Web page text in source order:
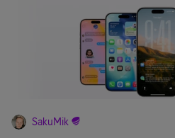
SakuMik